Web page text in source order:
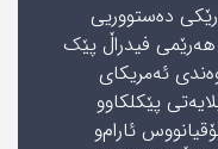
دەستووریی
ھەرێمی فیدراڵ پێک
ئەمریکای
ئەم وڵاتە بریتییە لە 38 ویلایەتی پێکلکاو‌و
ئارام‌و